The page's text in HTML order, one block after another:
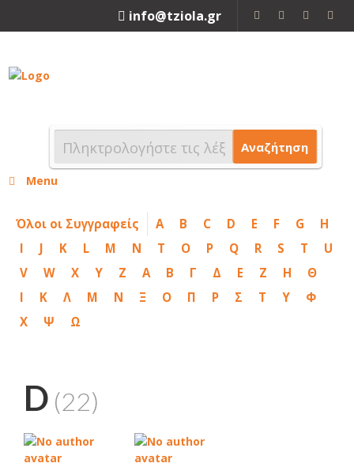
info@tziola.gr
Αναζήτηση
Menu
Όλοι οι Συγγραφείς A B C D E F G
H
I
J K L M N T O P Q R S T
U
V
W X Y Z Α Β Γ Δ Ε Ζ Η
Θ
Ι
Κ Λ Μ Ν Ξ Ο Π Ρ Σ Τ Υ
Φ
Χ
Ψ Ω
D (22)